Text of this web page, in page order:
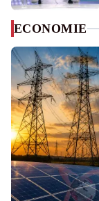
ECONOMIE